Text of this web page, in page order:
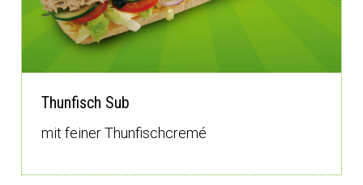
Thunfisch Sub
mit feiner Thunfischcremé